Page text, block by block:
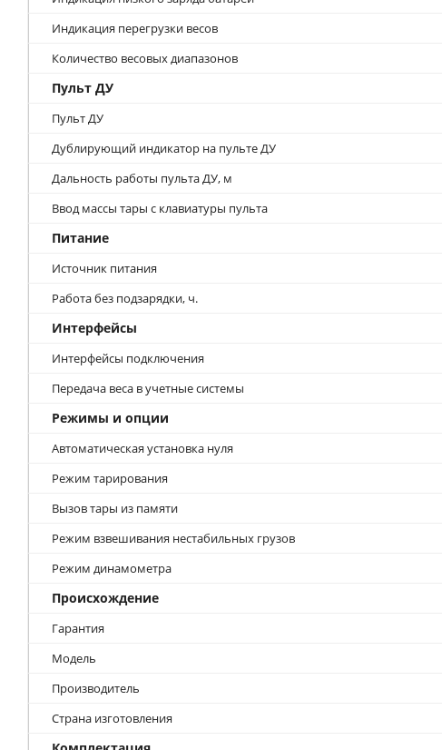
Индикация перегрузки весов
Количество весовых диапазонов
Пульт ДУ
Пульт ДУ
Дублирующий индикатор на пульте ДУ
Дальность работы пульта ДУ, м
Ввод массы тары с клавиатуры пульта
Питание
Источник питания
Работа без подзарядки, ч.
Интерфейсы
Интерфейсы подключения
Передача веса в учетные системы
Режимы и опции
Автоматическая установка нуля
Режим тарирования
Вызов тары из памяти
Режим взвешивания нестабильных грузов
Режим динамометра
Происхождение
Гарантия
Модель
Производитель
Страна изготовления